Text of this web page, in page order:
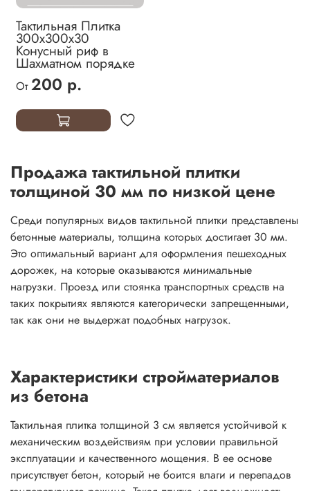
Тактильная Плитка
300х300х30
Конусный риф в
Шахматном порядке
От 200 р.
Продажа тактильной плитки
толщиной 30 мм по низкой цене
Среди популярных видов тактильной плитки представлены
бетонные материалы, толщина которых достигает 30 мм.
Это оптимальный вариант для оформления пешеходных
дорожек, на которые оказываются минимальные
нагрузки. Проезд или стоянка транспортных средств на
таких покрытиях являются категорически запрещенными,
так как они не выдержат подобных нагрузок.
Характеристики стройматериалов
из бетона
Тактильная плитка толщиной 3 см является устойчивой к
механическим воздействиям при условии правильной
эксплуатации и качественного мощения. В ее основе
присутствует бетон, который не боится влаги и перепадов